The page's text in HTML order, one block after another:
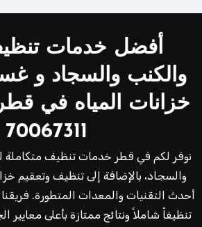
أفضل خدمات
والكنب والسجاد و
خزانات المياه في
70067311
نوفر لكم في قطر خدمات تنظيف متكاملة
والسجاد، بالإضافة إلى تنظيف وتعقيم
أحدث التقنيات والمعدات المتطورة.
تنظيفاً شاملاً ونتائج ممتازة بأعلى معايير